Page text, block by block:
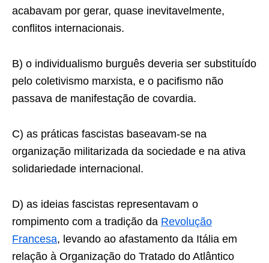
acabavam por gerar, quase inevitavelmente,
conﬂitos internacionais.
B) o individualismo burguês deveria ser substituído
pelo coletivismo marxista, e o pacifismo não
passava de manifestação de covardia.
C) as práticas fascistas baseavam-se na
organização militarizada da sociedade e na ativa
solidariedade internacional.
D) as ideias fascistas representavam o
rompimento com a tradição da Revolução
Francesa, levando ao afastamento da Itália em
relação à Organização do Tratado do Atlântico